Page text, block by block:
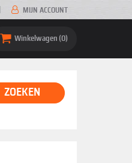
MIJN ACCOUNT
Winkelwagen 0
ZOEKEN